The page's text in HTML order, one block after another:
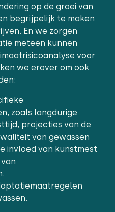
op de groei van
begrijpelijk te maken
En we zorgen
meteen kunnen
voor
we erover om ook
zoals langdurige
projecties van de
van gewassen
invloed van kunstmest